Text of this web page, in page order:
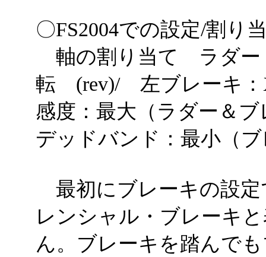
〇FS2004での設定/割り
軸の割り当て ラダ
転 (rev)/ 左ブレーキ：
感度：最大（ラダー＆ブ
デッドバンド：最小（
最初にブレーキの設定
レンシャル・ブレーキ
ん。ブレーキを踏んで